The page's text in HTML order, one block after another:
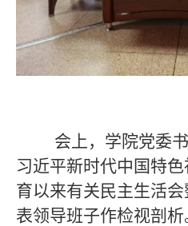
会上，学院党委
习近平新时代中国特
育以来有关民主生活
表领导班子作检视剖